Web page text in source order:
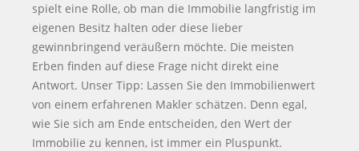
spielt eine Rolle, ob man die Immobilie langfristig im
eigenen Besitz halten oder diese lieber
gewinnbringend veräußern möchte. Die meisten
Erben finden auf diese Frage nicht direkt eine
Antwort. Unser Tipp: Lassen Sie den Immobilienwert
von einem erfahrenen Makler schätzen. Denn egal,
wie Sie sich am Ende entscheiden, den Wert der
Immobilie zu kennen, ist immer ein Pluspunkt.